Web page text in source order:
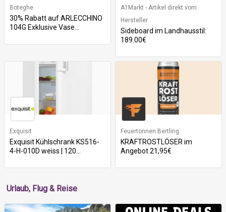
Boteghe
30% Rabatt auf ARLECCHINO
104G Exklusive Vase...
A1Markt - Artikel direkt vom
Hersteller
Sideboard im Landhausstil:
189.00€
Exquisit
Exquisit Kühlschrank KS516-
4-H-010D weiss | 120...
Feuertonnen Bertling
KRAFTROSTLÖSER im
Angebot 21,95€
Urlaub, Flug & Reise